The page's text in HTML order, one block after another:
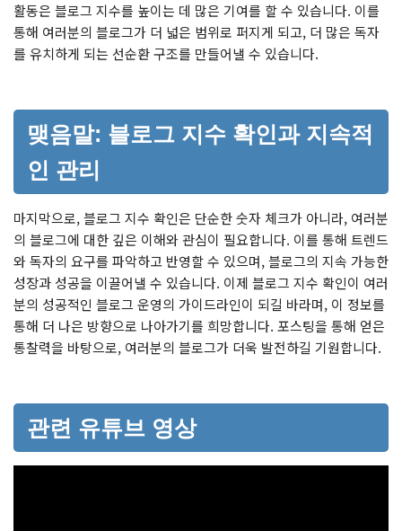
활동은 블로그 지수를 높이는 데 많은 기여를 할 수 있습니다. 이를
통해 여러분의 블로그가 더 넓은 범위로 퍼지게 되고, 더 많은 독자
를 유치하게 되는 선순환 구조를 만들어낼 수 있습니다.
맺음말: 블로그 지수 확인과 지속적
인 관리
마지막으로, 블로그 지수 확인은 단순한 숫자 체크가 아니라, 여러분
의 블로그에 대한 깊은 이해와 관심이 필요합니다. 이를 통해 트렌드
와 독자의 요구를 파악하고 반영할 수 있으며, 블로그의 지속 가능한
성장과 성공을 이끌어낼 수 있습니다. 이제 블로그 지수 확인이 여러
분의 성공적인 블로그 운영의 가이드라인이 되길 바라며, 이 정보를
통해 더 나은 방향으로 나아가기를 희망합니다. 포스팅을 통해 얻은
통찰력을 바탕으로, 여러분의 블로그가 더욱 발전하길 기원합니다.
관련 유튜브 영상